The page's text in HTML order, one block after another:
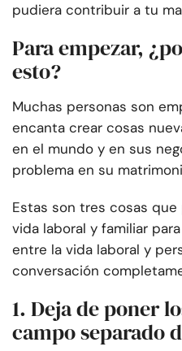
pudiera contribuir a tu
Para empezar,
esto?
Muchas personas son
encanta crear cosas
en el mundo y en sus
problema en su
Estas son tres cosas
vida laboral y familiar
entre la vida laboral y
conversación
1. Deja de poner
campo separado